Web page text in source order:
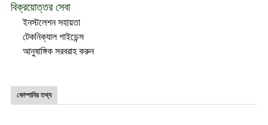
বিক্রয়োত্তর সেবা
ইনস্টলেশন সহায়তা
টেকনিক্যাল গাইডেন্স
আনুষাঙ্গিক সরবরাহ করুন
কোম্পানির তথ্য